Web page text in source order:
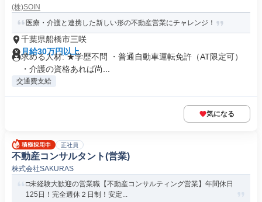
(株)SOIN
医療・介護と連携した新しい形の不動産営業にチャレンジ！
千葉県船橋市三咲
月給30万円以上
求める人材: ★学歴不問 ・普通自動車運転免許（AT限定可）
・介護の資格あれば尚...
交通費支給
気になる
正社員
不動産コンサルタント(営業)
株式会社SAKURAS
□未経験大歓迎の営業職【不動産コンサルティング営業】年間休日
125日！完全週休２日制！安定...